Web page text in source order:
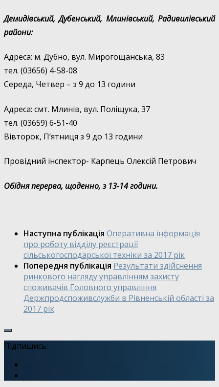
Демидівський, Дубенський, Млинівський, Радивилівський
райони:
Адреса: м. Дубно, вул. Мирогощанська, 83
тел. (03656) 4-58-08
Середа, Четвер – з 9 до 13 години
Адреса: смт. Млинів, вул. Поліщука, 37
тел. (03659) 6-51-40
Вівторок, П’ятниця з 9 до 13 години
Провідний інспектор- Карпець Олексій Петрович
Обідня перерва, щоденно, з 13-14 години.
Наступна публікація Оперативна інформація
про роботу відділу реєстрації
сільськогосподарської техніки за 2017 рік
Попередня публікація Результати здійснення
ринкового нагляду управлінням захисту
споживачів Головного управління
Держпродспоживслужби в Рівненській області за
2017 рік
Підпишись: